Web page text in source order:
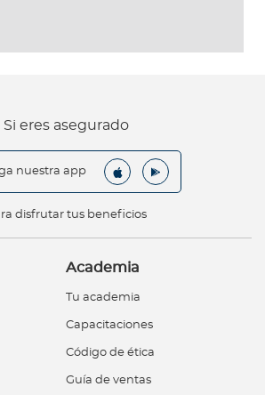
Si eres asegurado
nuestra app
disfrutar tus beneficios
Academia
Tu academia
Capacitaciones
Código de ética
Guía de ventas